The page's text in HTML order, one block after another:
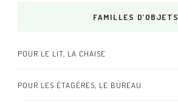
FAMILLES D’OBJETS
POUR LE LIT, LA CHAISE
POUR LES ÉTAGÈRES, LE BUREAU